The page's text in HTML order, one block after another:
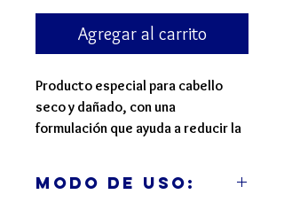
Agregar al carrito
Producto especial para cabello
seco y dañado, con una
formulación que ayuda a reducir la
un cabello suave e hidratado.
Modo de Uso: